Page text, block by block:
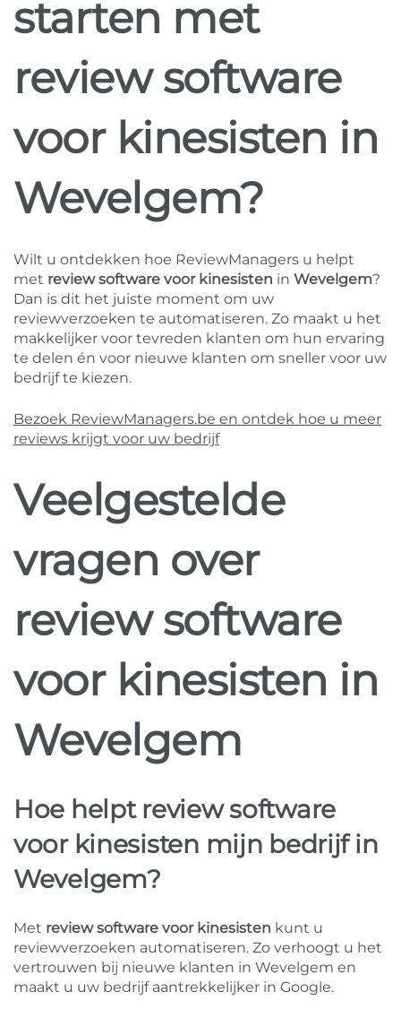
starten met
review software
voor kinesisten in
Wevelgem?
Wilt u ontdekken hoe ReviewManagers u helpt
met review software voor kinesisten in Wevelgem?
Dan is dit het juiste moment om uw
reviewverzoeken te automatiseren. Zo maakt u het
makkelijker voor tevreden klanten om hun ervaring
te delen én voor nieuwe klanten om sneller voor uw
bedrijf te kiezen.
Bezoek ReviewManagers.be en ontdek hoe u meer
reviews krijgt voor uw bedrijf
Veelgestelde
vragen over
review software
voor kinesisten in
Wevelgem
Hoe helpt review software
voor kinesisten mijn bedrijf in
Wevelgem?
Met review software voor kinesisten kunt u
reviewverzoeken automatiseren. Zo verhoogt u het
vertrouwen bij nieuwe klanten in Wevelgem en
maakt u uw bedrijf aantrekkelijker in Google.